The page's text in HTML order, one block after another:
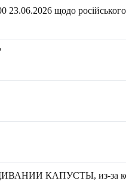
23.06.2026 щодо
КАПУСТЫ, из-за